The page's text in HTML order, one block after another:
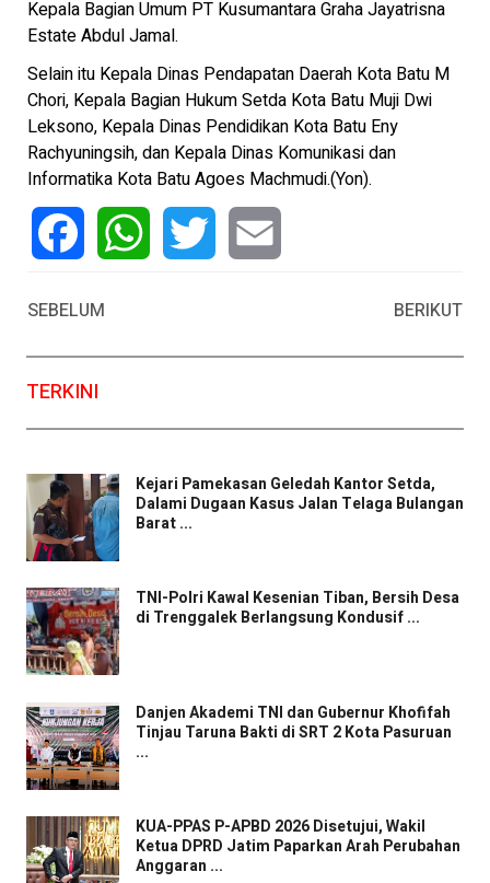
Kepala Bagian Umum PT Kusumantara Graha Jayatrisna
Estate Abdul Jamal.
Selain itu Kepala Dinas Pendapatan Daerah Kota Batu M
Chori, Kepala Bagian Hukum Setda Kota Batu Muji Dwi
Leksono, Kepala Dinas Pendidikan Kota Batu Eny
Rachyuningsih, dan Kepala Dinas Komunikasi dan
Informatika Kota Batu Agoes Machmudi.(Yon).
SEBELUM
BERIKUT
TERKINI
Kejari Pamekasan Geledah Kantor Setda,
Dalami Dugaan Kasus Jalan Telaga Bulangan
Barat ...
TNI-Polri Kawal Kesenian Tiban, Bersih Desa
di Trenggalek Berlangsung Kondusif ...
Danjen Akademi TNI dan Gubernur Khofifah
Tinjau Taruna Bakti di SRT 2 Kota Pasuruan
...
KUA-PPAS P-APBD 2026 Disetujui, Wakil
Ketua DPRD Jatim Paparkan Arah Perubahan
Anggaran ...